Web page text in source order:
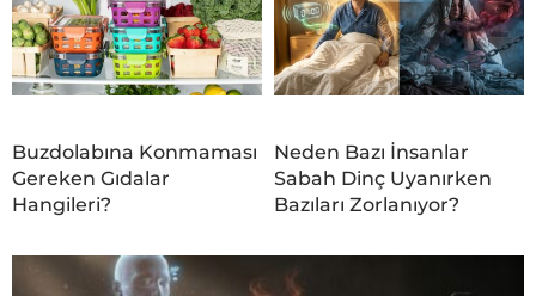
Buzdolabına Konmaması
Gereken Gıdalar
Hangileri?
Neden Bazı İnsanlar
Sabah Dinç Uyanırken
Bazıları Zorlanıyor?